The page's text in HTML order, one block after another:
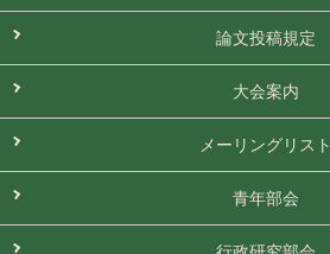
論文投稿規定
大会案内
メーリングリスト
青年部会